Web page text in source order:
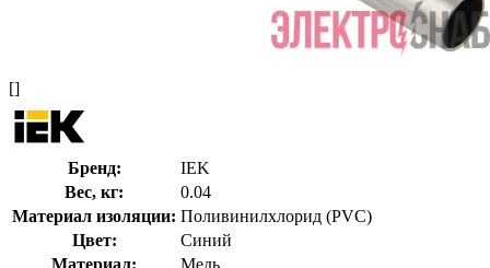
[]
Бренд:
IEK
Вес, кг:
0.04
Материал изоляции: Поливинилхлорид (PVC)
Цвет:
Синий
Материал:
Медь